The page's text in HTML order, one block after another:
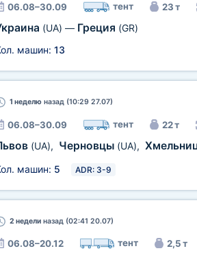
06.08–30.09 тент 23 т
(UA) — Греция (GR)
машин: 13
1 неделюназад (10:29 27.07)
06.08–30.09 тент 22 т
(UA), Черновцы (UA),
машин: 5 ADR: 3-9
2 неделиназад (02:41 20.07)
06.08–20.12 тент 2,5 т